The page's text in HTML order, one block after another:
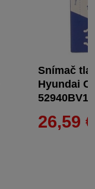
Snímač
Hyundai
26,59 €